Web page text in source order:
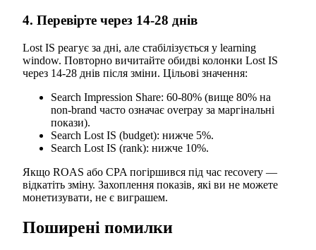
4. Перевірте через 14-28 днів
Lost IS реагує за дні, але стабілізується у learning
window. Повторно вичитайте обидві колонки Lost IS
через 14-28 днів після зміни. Цільові значення:
Search Impression Share: 60-80% (вище 80% на
non-brand часто означає overpay за маргінальні
покази).
Search Lost IS (budget): нижче 5%.
Search Lost IS (rank): нижче 10%.
Якщо ROAS або CPA погіршився під час recovery —
відкатіть зміну. Захоплення показів, які ви не можете
монетизувати, не є виграшем.
Поширені помилки